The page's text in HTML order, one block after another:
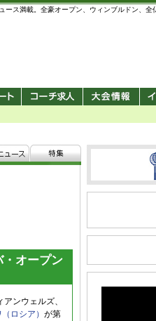
ス満載。全豪オープン、ウィンブルドン、全
オープン
ンウェルズ、
ロシア） が第